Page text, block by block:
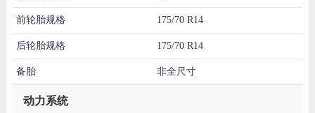
前轮胎规格 175/70 R14
后轮胎规格 175/70 R14
备胎 非全尺寸
动力系统